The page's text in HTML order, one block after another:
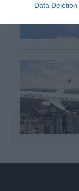
Data Deletion